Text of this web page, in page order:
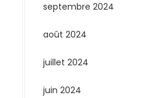
septembre 2024
août 2024
juillet 2024
juin 2024